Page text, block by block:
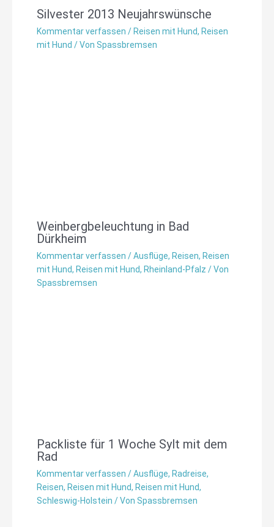
Silvester 2013 Neujahrswünsche
Kommentar verfassen / Reisen mit Hund, Reisen
mit Hund / Von Spassbremsen
Weinbergbeleuchtung in Bad
Dürkheim
Kommentar verfassen /Ausflüge, Reisen, Reisen
mit Hund, Reisen mit Hund, Rheinland-Pfalz / Von
Spassbremsen
Packliste für 1 Woche Sylt mit dem
Rad
Kommentar verfassen /Ausflüge, Radreise,
Reisen, Reisen mit Hund, Reisen mit Hund,
Schleswig-Holstein / Von Spassbremsen